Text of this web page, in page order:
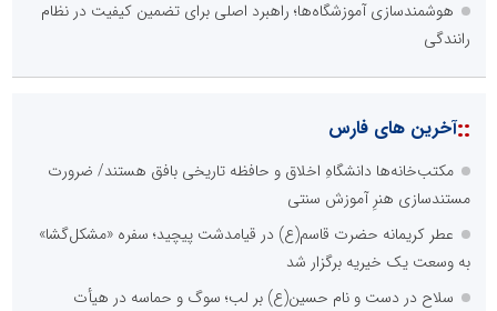
هوشمندسازی آموزشگاه‌ها؛ راهبرد اصلی برای تضمین کیفیت در نظام
رانندگی
::آخرین های فارس
مکتب‌خانه‌ها دانشگاهِ اخلاق و حافظه تاریخی بافق هستند/ ضرورت
مستندسازی هنرِ آموزش سنتی
عطر کریمانه حضرت قاسم(ع) در قیامدشت پیچید؛ سفره «مشکل‌گشا»
به وسعت یک خیریه برگزار شد
سلاح در دست و نام حسین(ع) بر لب؛ سوگ و حماسه در هیأت